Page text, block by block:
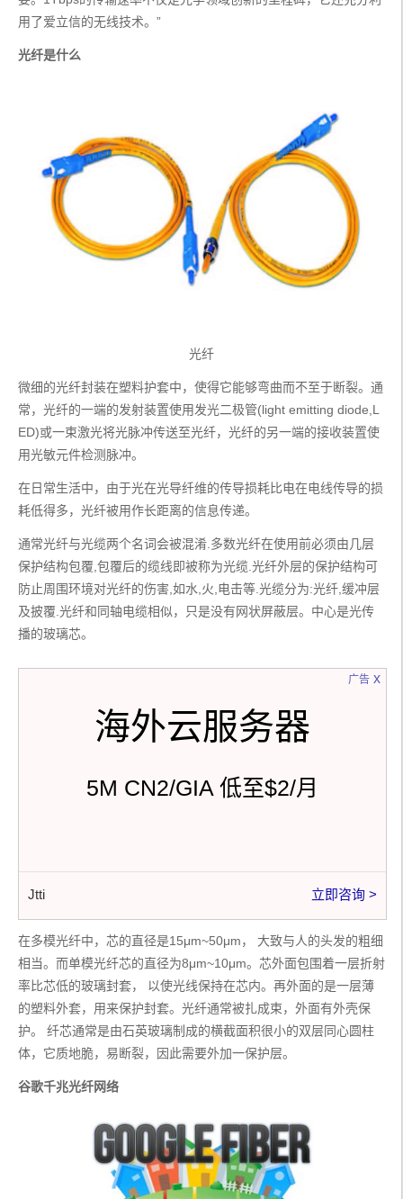
用了爱立信的无线技术。”
光纤是什么
光纤
微细的光纤封装在塑料护套中，使得它能够弯曲而不至于断裂。通
常，光纤的一端的发射装置使用发光二极管(light emitting diode,L
ED)或一束激光将光脉冲传送至光纤，光纤的另一端的接收装置使
用光敏元件检测脉冲。
在日常生活中，由于光在光导纤维的传导损耗比电在电线传导的损
耗低得多，光纤被用作长距离的信息传递。
通常光纤与光缆两个名词会被混淆.多数光纤在使用前必须由几层
保护结构包覆,包覆后的缆线即被称为光缆.光纤外层的保护结构可
防止周围环境对光纤的伤害,如水,火,电击等.光缆分为:光纤,缓冲层
及披覆.光纤和同轴电缆相似，只是没有网状屏蔽层。中心是光传
播的玻璃芯。
广告
海外云服务器
5M CN2/GIA 低至$2/月
Jtti 立即咨询 >
x
在多模光纤中，芯的直径是15μm~50μm， 大致与人的头发的粗细
相当。而单模光纤芯的直径为8μm~10μm。芯外面包围着一层折射
率比芯低的玻璃封套， 以使光线保持在芯内。再外面的是一层薄
的塑料外套，用来保护封套。光纤通常被扎成束，外面有外壳保
护。 纤芯通常是由石英玻璃制成的横截面积很小的双层同心圆柱
体，它质地脆，易断裂，因此需要外加一保护层。
谷歌千兆光纤网络